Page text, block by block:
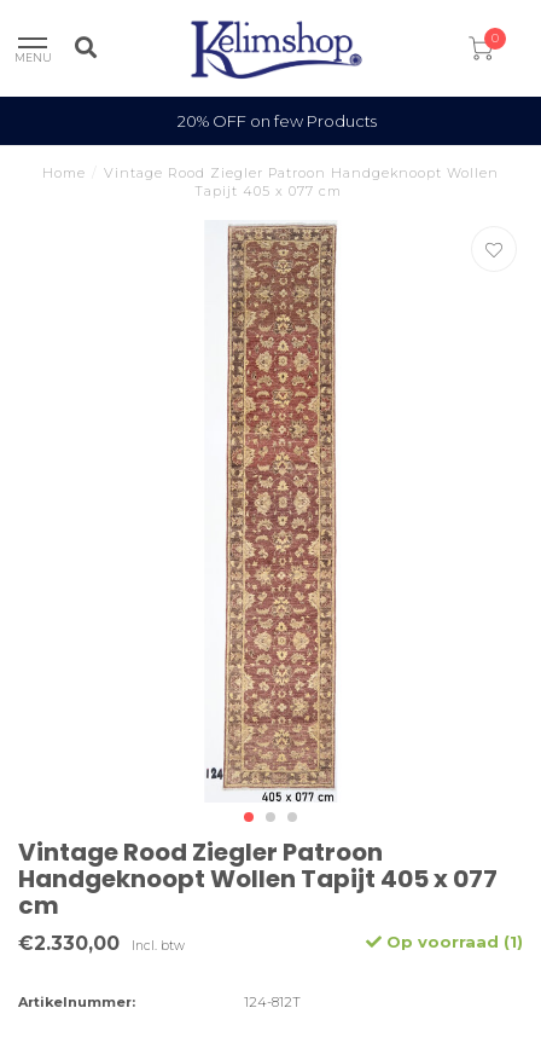
MENU
0
20% OFF on few Products
Home
Vintage Rood Ziegler Patroon Handgeknoopt Wollen
Tapijt 405 x 077 cm
Vintage Rood Ziegler Patroon
Handgeknoopt Wollen Tapijt 405 x 077
cm
€2.330,00 Incl. btw Op voorraad (1)
Artikelnummer: 124-812T